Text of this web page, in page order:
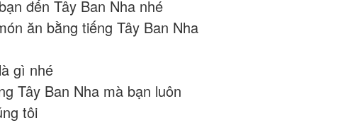
đến Tây Ban Nha nhé
ăn bằng tiếng Tây Ban Nha
gì nhé
Tây Ban Nha mà bạn luôn
tôi